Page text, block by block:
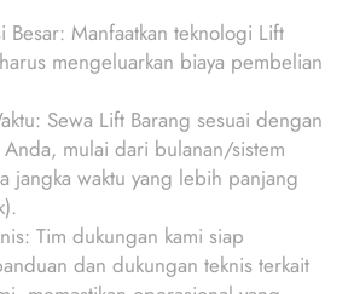
Besar: Manfaatkan teknologi Lift
mengeluarkan biaya pembelian
Sewa Lift Barang sesuai dengan
mulai dari bulanan/sistem
jangka waktu yang lebih panjang
Tim dukungan kami siap
dan dukungan teknis terkait